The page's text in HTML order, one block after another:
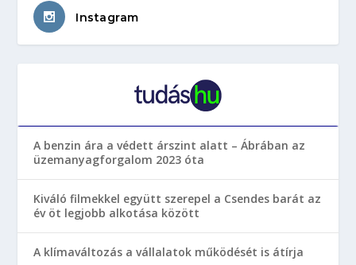
Instagram
A benzin ára a védett árszint alatt – Ábrában az
üzemanyagforgalom 2023 óta
Kiváló filmekkel együtt szerepel a Csendes barát az
év öt legjobb alkotása között
A klímaváltozás a vállalatok működését is átírja